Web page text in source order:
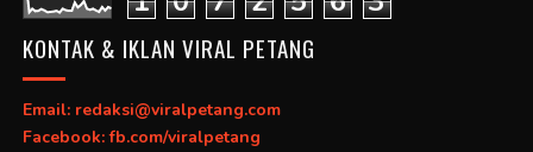
KONTAK & IKLAN VIRAL PETANG
Email: redaksi@viralpetang.com
Facebook: fb.com/viralpetang